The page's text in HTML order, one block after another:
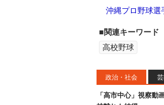
沖縄プロ野球選
■関連キーワード
高校野球
政治・社会
「高市中心」視察